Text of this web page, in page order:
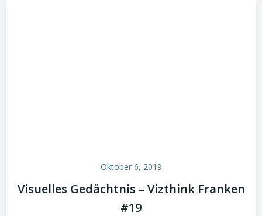
Oktober 6, 2019
Visuelles Gedächtnis – Vizthink Franken
#19